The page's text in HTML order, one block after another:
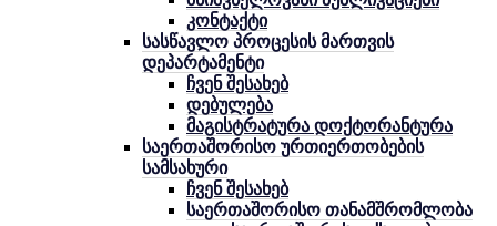
კონტაქტი
სასწავლო პროცესის მართვის
დეპარტამენტი
ჩვენ შესახებ
დებულება
მაგისტრატურა დოქტორანტურა
საერთაშორისო ურთიერთობების
სამსახური
ჩვენ შესახებ
საერთაშორისო თანამშრომლობა